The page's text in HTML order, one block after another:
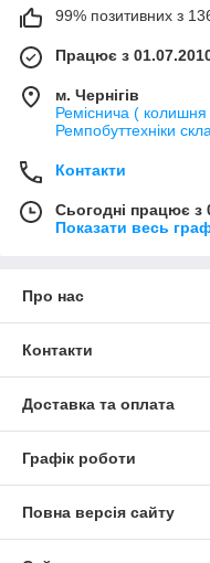
99% позитивних з 136
Працює з
м. Чернігів
Реміснича (
Ремпобуттехніки
Контакти
Сьогодні працює з
Показати весь
Про нас
Контакти
Доставка та оплата
Графік роботи
Повна версія сайту